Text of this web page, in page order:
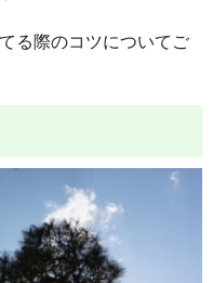
る際のコツについてご